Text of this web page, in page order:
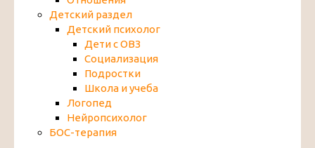
Детский раздел
Детский психолог
Дети с ОВЗ
Социализация
Подростки
Школа и учеба
Логопед
Нейропсихолог
БОС-терапия